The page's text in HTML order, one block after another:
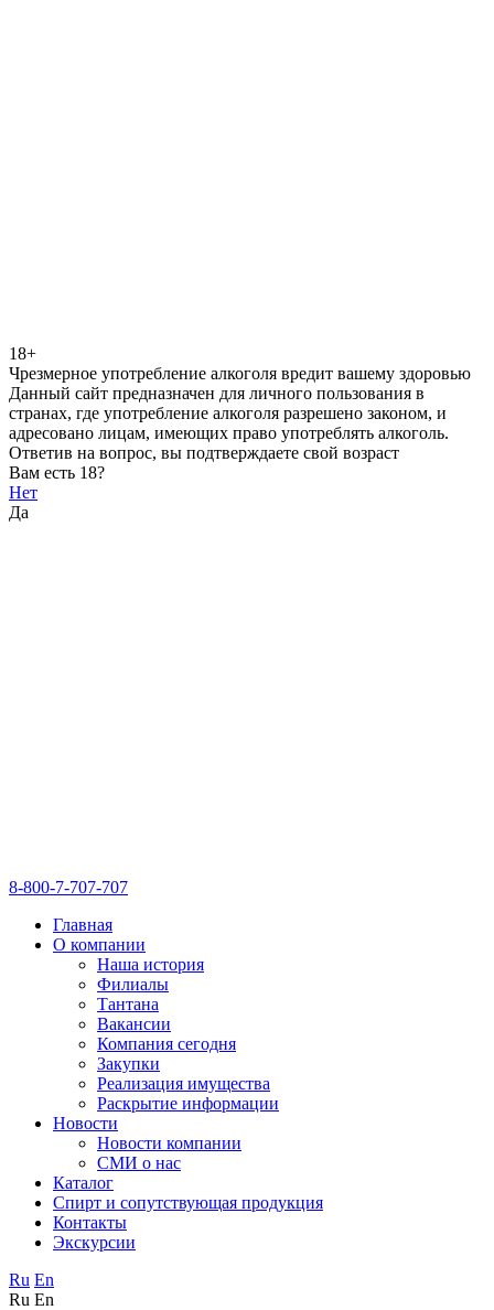
18+
Чрезмерное употребление алкоголя вредит вашему здоровью
Данный сайт предназначен для личного пользования в
странах, где употребление алкоголя разрешено законом, и
адресовано лицам, имеющих право употреблять алкоголь.
Ответив на вопрос, вы подтверждаете свой возраст
Вам есть 18?
Нет
Да
8-800-7-707-707
Главная
О компании
Наша история
Филиалы
Тантана
Вакансии
Компания сегодня
Закупки
Реализация имущества
Раскрытие информации
Новости
Новости компании
СМИ о нас
Каталог
Спирт и сопутствующая продукция
Контакты
Экскурсии
Ru En
Ru En